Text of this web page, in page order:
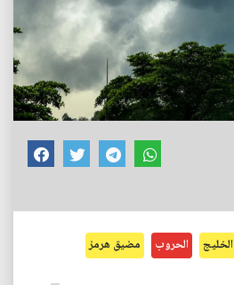
الخليج الحروب مضيق هرمز